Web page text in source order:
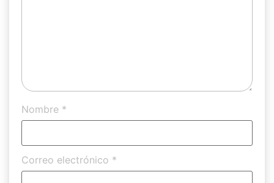
Nombre *
Correo electrónico *